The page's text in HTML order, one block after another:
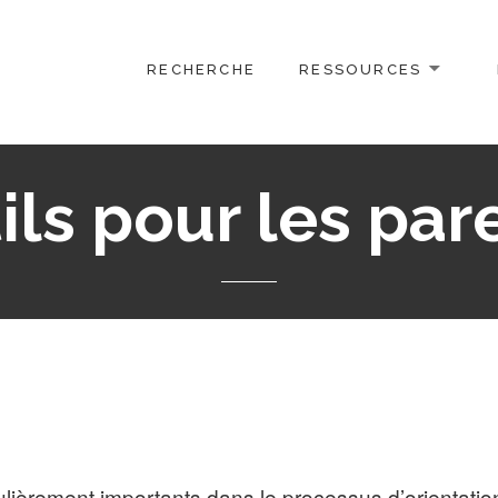
RECHERCHE RESSOURCES
pour les